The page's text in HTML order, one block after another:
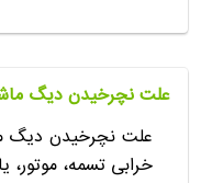
علت نچرخیدن دیگ
علت نچرخیدن دیگ
خرابی تسمه، موتور،